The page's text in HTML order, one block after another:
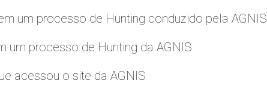
um processo de Hunting conduzido pela AGNIS
um processo de Hunting da AGNIS
acessou o site da AGNIS